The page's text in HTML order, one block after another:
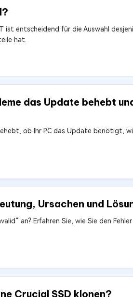
ist entscheidend für die Auswahl
hat.
das Update behebt
ob Ihr PC das Update benötigt,
Ursachen und
an? Erfahren Sie, wie Sie den
Crucial SSD klonen?